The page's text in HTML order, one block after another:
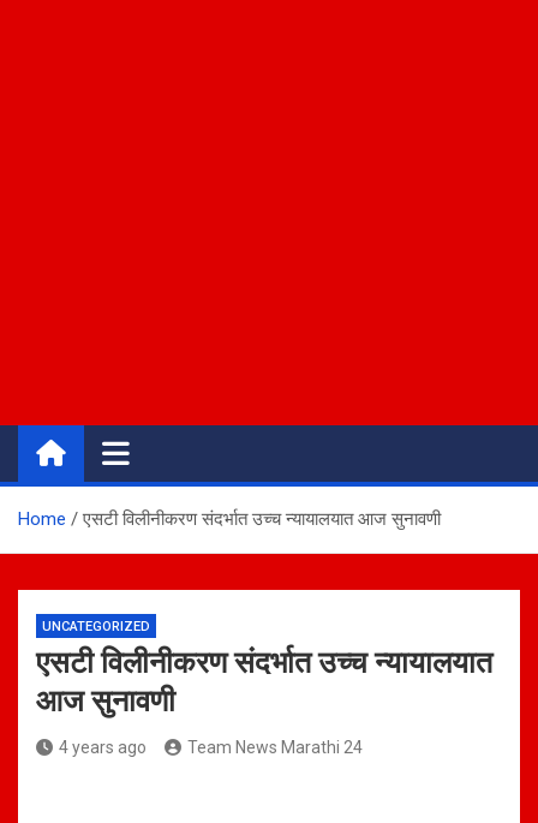
Home एसटी विलीनीकरण संदर्भात उच्च न्यायालयात आज सुनावणी
UNCATEGORIZED
एसटी विलीनीकरण संदर्भात उच्च न्यायालयात
आज सुनावणी
4 years ago Team News Marathi 24